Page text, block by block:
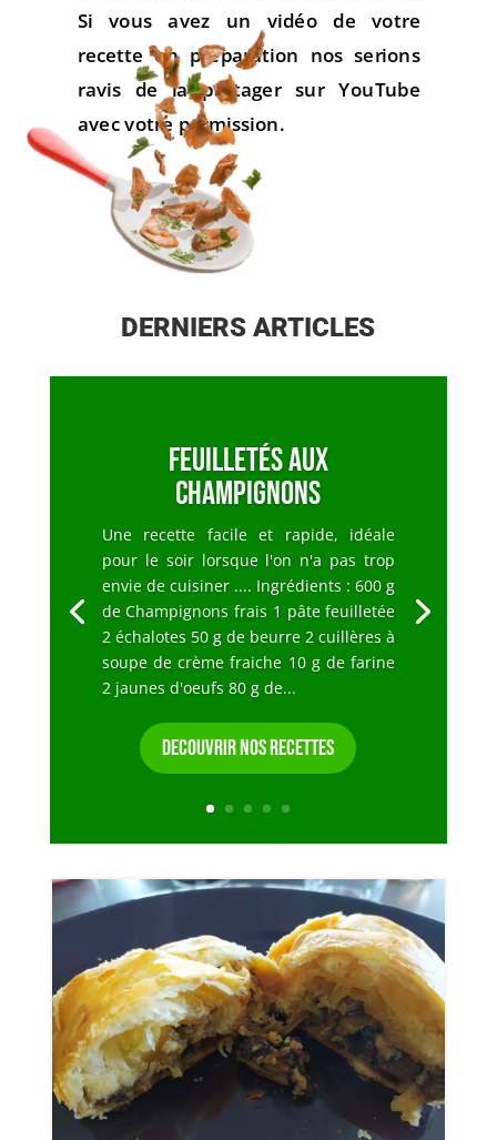
Si vous avez un vidéo de votre
recette en préparation nos serions
ravis de la partager sur YouTube
avec votre permission.
DERNIERS ARTICLES
Feuilletés aux
champignons
Une recette facile et rapide, idéale
pour le soir lorsque l'on n'a pas trop
envie de cuisiner .... Ingrédients : 600 g
de Champignons frais 1 pâte feuilletée
2 échalotes 50 g de beurre 2 cuillères à
soupe de crème fraiche 10 g de farine
2 jaunes d'oeufs 80 g de...
DECOUVRIR NOS RECETTES